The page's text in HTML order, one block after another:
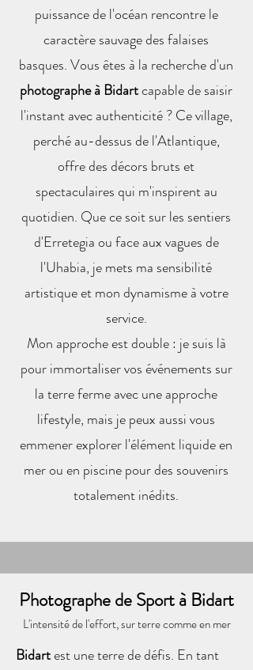
puissance de l'océan rencontre le
caractère sauvage des falaises
basques. Vous êtes à la recherche d'un
photographe à Bidartcapable de saisir
l'instant avec authenticité ? Ce village,
perché au-dessus de l'Atlantique,
offre des décors bruts et
spectaculaires qui m'inspirent au
quotidien. Que ce soit sur les sentiers
d'Erretegia ou face aux vagues de
l'Uhabia, je mets ma sensibilité
artistique et mon dynamisme à votre
service.
Mon approche est double : je suis là
pour immortaliser vos événements sur
la terre ferme avec une approche
lifestyle, mais je peux aussi vous
emmener explorer l'élément liquide en
mer ou en piscine pour des souvenirs
totalement inédits.
Photographe de Sport à Bidart
L'intensité de l'effort, sur terre comme en mer
Bidartest une terre de défis. En tant